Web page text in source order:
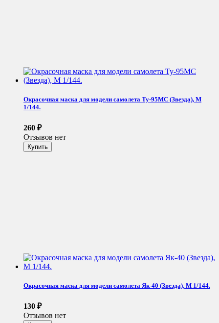
Окрасочная маска для модели самолета Ту-95МС (Звезда), М
1/144.
260 ₽
Отзывов нет
Окрасочная маска для модели самолета Як-40 (Звезда), М 1/144.
130 ₽
Отзывов нет